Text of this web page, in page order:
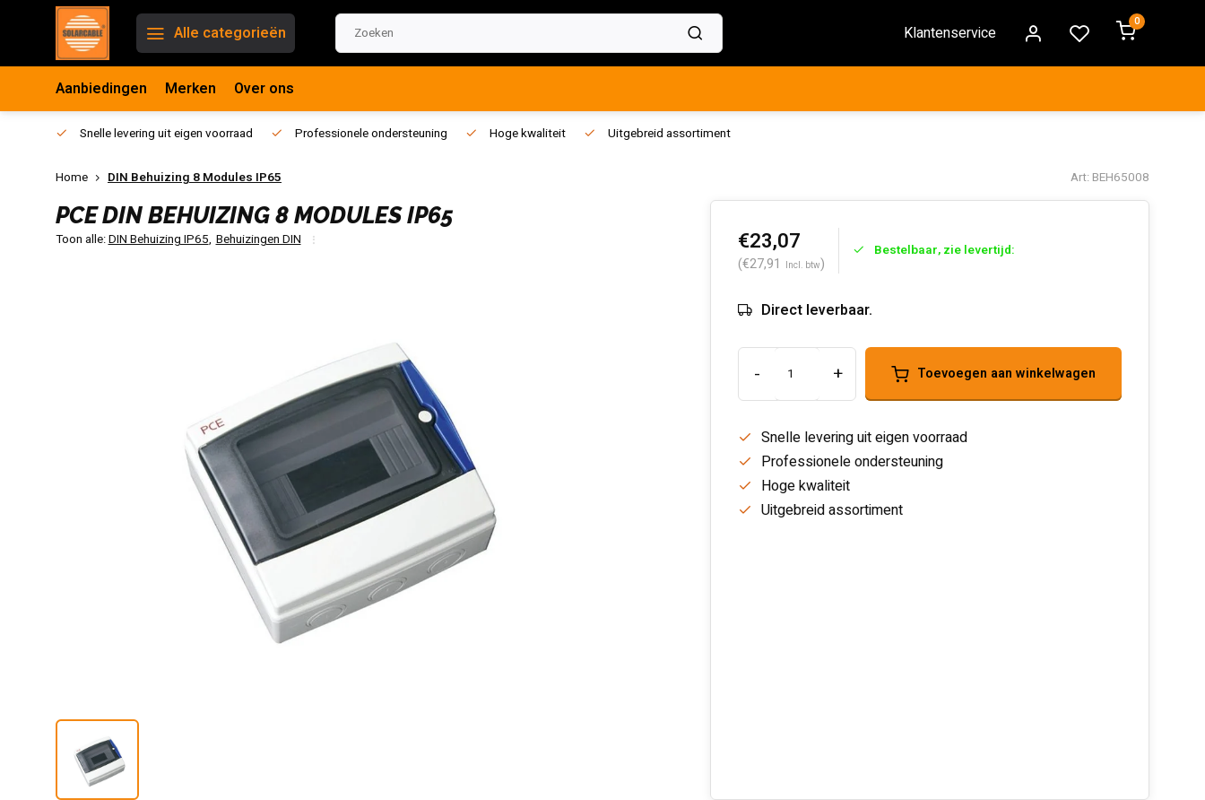
Alle categorieën Klantenservice
0
Aanbiedingen Merken Over ons
Snelle levering uit eigen voorraad Professionele ondersteuning Hoge kwaliteit Uitgebreid assortiment
Home DIN Behuizing 8 Modules IP65 Art: BEH65008
PCEDIN BEHUIZING 8 MODULES IP65
Toon alle:DIN Behuizing IP65, Behuizingen DIN €23,07
(€27,91 Incl. btw)
Bestelbaar, zie levertijd:
Direct leverbaar.
- + Toevoegen aan winkelwagen
Snelle levering uit eigen voorraad
Professionele ondersteuning
Hoge kwaliteit
Uitgebreid assortiment